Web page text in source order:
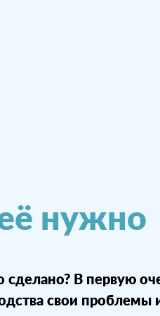
нужно
сделано? В первую
свои проблемы